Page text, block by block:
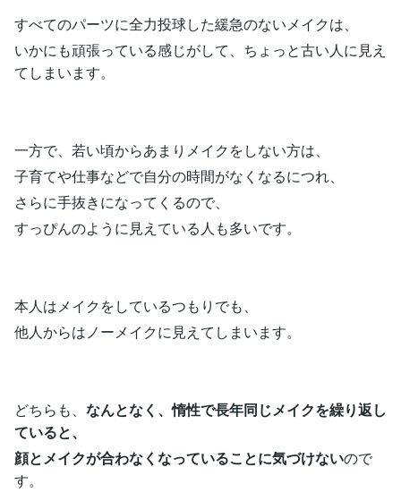
すべてのパーツに全力投球した緩急のないメイクは、
いかにも頑張っている感じがして、ちょっと古い人に見え
てしまいます。
一方で、若い頃からあまりメイクをしない方は、
子育てや仕事などで自分の時間がなくなるにつれ、
さらに手抜きになってくるので、
すっぴんのように見えている人も多いです。
本人はメイクをしているつもりでも、
他人からはノーメイクに見えてしまいます。
どちらも、 なんとなく、惰性で長年同じメイクを繰り返し
ていると、
顔とメイクが合わなくなっていることに気づけないので
す。